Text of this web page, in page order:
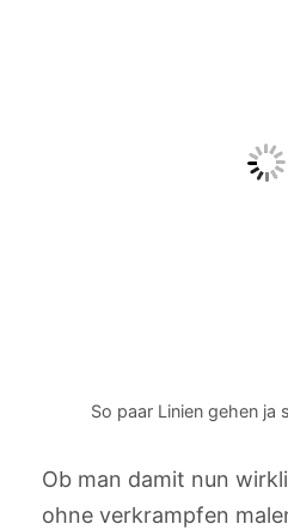
So paar Linien gehen ja
Ob man damit nun
ohne verkrampfen